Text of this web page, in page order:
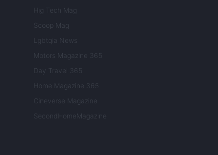
Hig Tech Mag
Scoop Mag
Lgbtqia News
Motors Magazine 365
Day Travel 365
Home Magazine 365
Cineverse Magazine
SecondHomeMagazine